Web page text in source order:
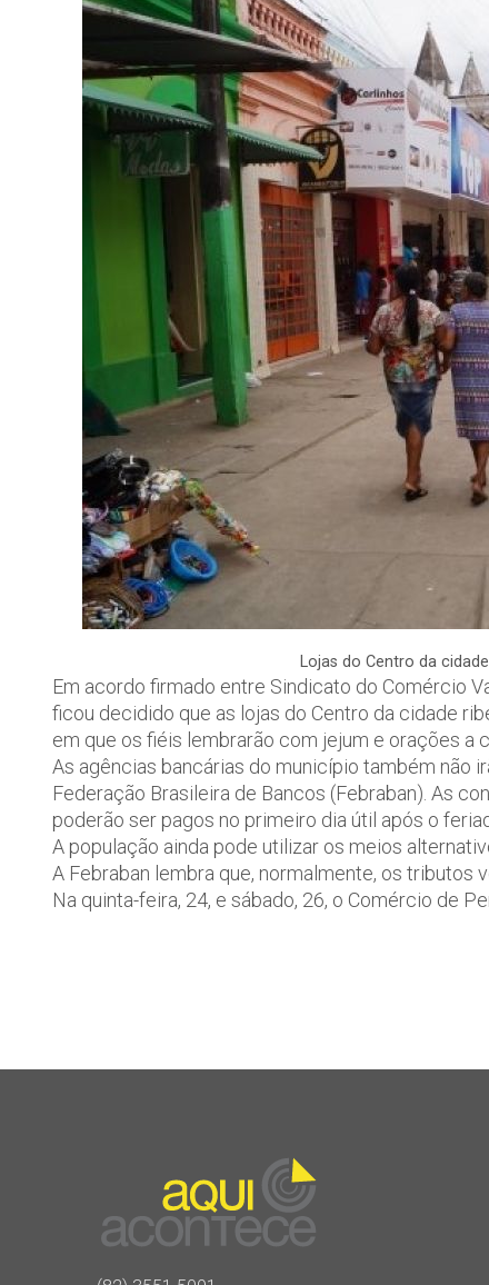
Lojas do Centro da
Em acordo firmado entre Sindicato do Comércio
ficou decidido que as lojas do Centro da cidade
em que os fiéis lembrarão com jejum e orações a
As agências bancárias do município também não
Federação Brasileira de Bancos (Febraban). As
poderão ser pagos no primeiro dia útil após o
A população ainda pode utilizar os meios
A Febraban lembra que, normalmente, os tributos
Na quinta-feira, 24, e sábado, 26, o Comércio de